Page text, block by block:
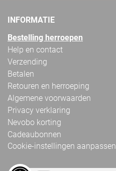
INFORMATIE
Bestelling herroepen
Help en contact
Verzending
Betalen
Retouren en herroeping
Algemene voorwaarden
Privacy verklaring
Nevobo korting
Cadeaubonnen
Cookie-instellingen aanpassen